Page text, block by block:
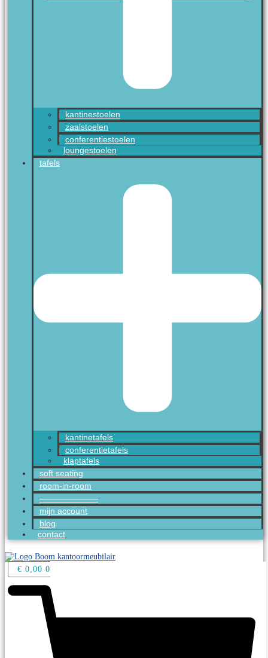
kantinestoelen
zaalstoelen
conferentiestoelen
loungestoelen
tafels
kantinetafels
conferentietafels
klaptafels
soft seating
room-in-room
———————
mijn account
blog
contact
€ 0,00 0